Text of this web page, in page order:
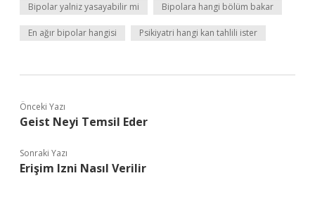
Bipolar yalniz yasayabilir mi Bipolara hangi bölüm bakar
En ağır bipolar hangisi Psikiyatri hangi kan tahlili ister
Önceki Yazı
Geist Neyi Temsil Eder
Sonraki Yazı
Erişim Izni Nasıl Verilir